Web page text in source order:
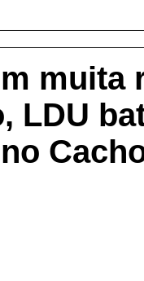
muita
LDU